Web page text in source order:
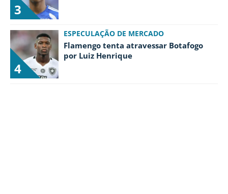
3
4
ESPECULAÇÃO DE MERCADO
Flamengo tenta atravessar Botafogo
por Luiz Henrique